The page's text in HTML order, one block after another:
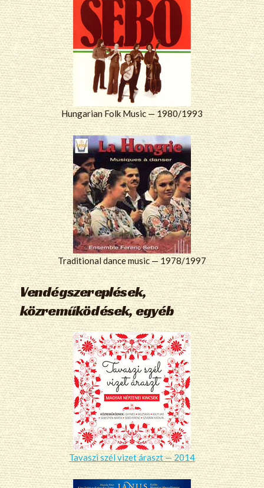
Hungarian Folk Music — 1980/1993
Traditional dance music — 1978/1997
Vendégszereplések,
közreműködések, egyéb
Tavaszi szél vizet áraszt — 2014